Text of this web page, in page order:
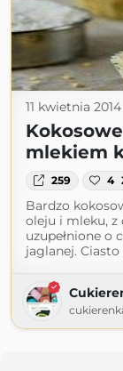
11 kwietnia 2014
mlekiem
259 4
Bardzo
oleju i mleku,
uzupełnione o
jaglanej. Ciasto